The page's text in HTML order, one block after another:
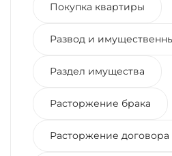
Покупка квартиры
Развод и
Раздел имущества
Расторжение брака
Расторжение договора